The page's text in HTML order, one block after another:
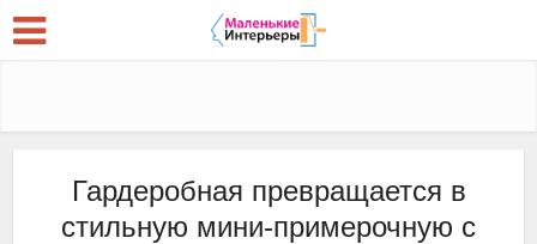
Гардеробная превращается в
стильную мини-примерочную с